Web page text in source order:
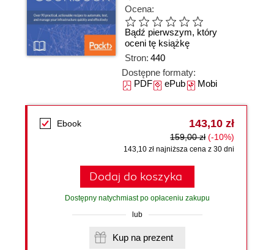
Ocena:
Bądź pierwszym, który
oceni tę książkę
Stron: 440
Dostępne formaty:
PDFePubMobi
Ebook 143,10 zł
159,00 zł (-10%)
143,10 zł najniższa cena z 30 dni
Dodaj do koszyka
Dostępny natychmiast po opłaceniu zakupu
lub
Kup na prezent